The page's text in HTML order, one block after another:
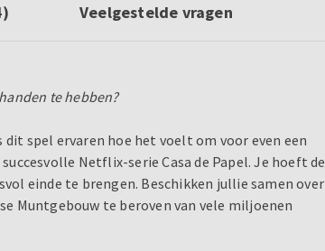
Veelgestelde vragen
te hebben?
spel ervaren hoe het voelt om voor even een
Netflix-serie Casa de Papel. Je hoeft de
einde te brengen. Beschikken jullie samen over
Muntgebouw te beroven van vele miljoenen